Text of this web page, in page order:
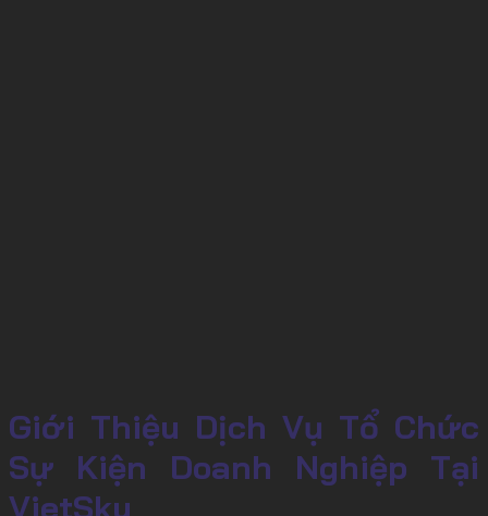
Giới Thiệu Dịch Vụ Tổ Chức
Sự Kiện Doanh Nghiệp Tại
VietSky